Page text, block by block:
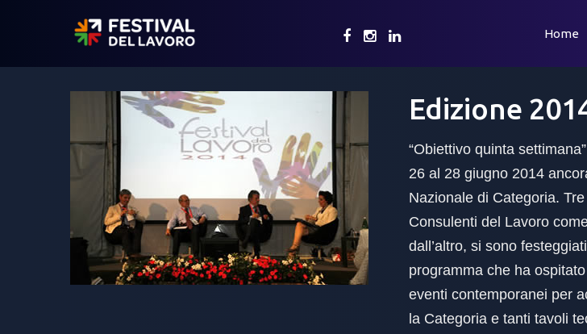
Home
Edizione
“Obiettivo quinta
26 al 28 giugno 2014
Nazionale di Categoria.
Consulenti del Lavoro
dall’altro, si sono
programma che ha
eventi contemporanei per
la Categoria e tanti tavoli